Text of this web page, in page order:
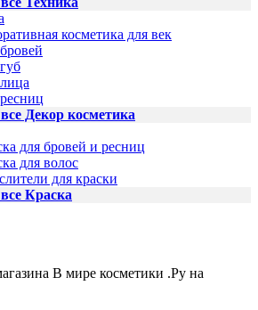
косметика для век
Декор косметика
для бровей и ресниц
для волос
для краски
Краска